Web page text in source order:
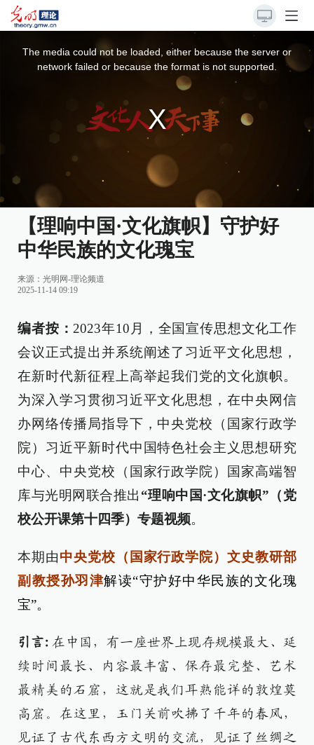
The media could not be loaded, either because the server or
network failed or because the format is not supported.
【理响中国·文化旗帜】守护好
中华民族的文化瑰宝
来源： 光明网-理论频道
2025-11-14 09:19
编者按： 2023年10月，全国宣传思想文化工作
会议正式提出并系统阐述了习近平文化思想，
在新时代新征程上高举起我们党的文化旗帜。
为深入学习贯彻习近平文化思想，在中央网信
办网络传播局指导下，中央党校（国家行政学
院）习近平新时代中国特色社会主义思想研究
中心、中央党校（国家行政学院）国家高端智
库与光明网联合推出 “理响中国·文化旗帜”（党
校公开课第十四季）专题视频。
本期由中央党校（国家行政学院）文史教研部
副教授孙羽津解读“守护好中华民族的文化瑰
宝”。
引言: 在中国，有一座世界上现存规模最大、延
续时间最长、内容最丰富、保存最完整、艺术
最精美的石窟，这就是我们耳熟能详的敦煌莫
高窟。在这里，玉门关前吹拂了千年的春风，
见证了古代东西方文明的交流，见证了丝绸之